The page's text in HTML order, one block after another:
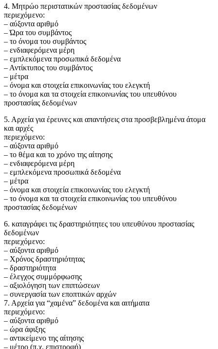
4. Μητρώο περιστατικών προστασίας δεδομένων
περιεχόμενο:
– αύξοντα αριθμό
– Ώρα του συμβάντος
– το όνομα του συμβάντος
– ενδιαφερόμενα μέρη
– εμπλεκόμενα προσωπικά δεδομένα
– Αντίκτυπος του συμβάντος
– μέτρα
– όνομα και στοιχεία επικοινωνίας του ελεγκτή
– το όνομα και τα στοιχεία επικοινωνίας του υπευθύνου
προστασίας δεδομένων
5. Αρχεία για έρευνες και απαντήσεις στα προσβεβλημένα άτομα
και αρχές
περιεχόμενο:
– αύξοντα αριθμό
– το θέμα και το χρόνο της αίτησης
– ενδιαφερόμενα μέρη
– εμπλεκόμενα προσωπικά δεδομένα
– μέτρα
– όνομα και στοιχεία επικοινωνίας του ελεγκτή
– το όνομα και τα στοιχεία επικοινωνίας του υπευθύνου
προστασίας δεδομένων
6. καταγράφει τις δραστηριότητες του υπευθύνου προστασίας
δεδομένων
περιεχόμενο:
– αύξοντα αριθμό
– Χρόνος δραστηριότητας
– δραστηριότητα
– έλεγχος συμμόρφωσης
– αξιολόγηση των επιπτώσεων
– συνεργασία των εποπτικών αρχών
7. Αρχεία για “χαμένα” δεδομένα και αιτήματα
περιεχόμενο:
– αύξοντα αριθμό
– ώρα άφιξης
– αντικείμενο της αίτησης
– μέτρο (π.χ. επιστροφή)